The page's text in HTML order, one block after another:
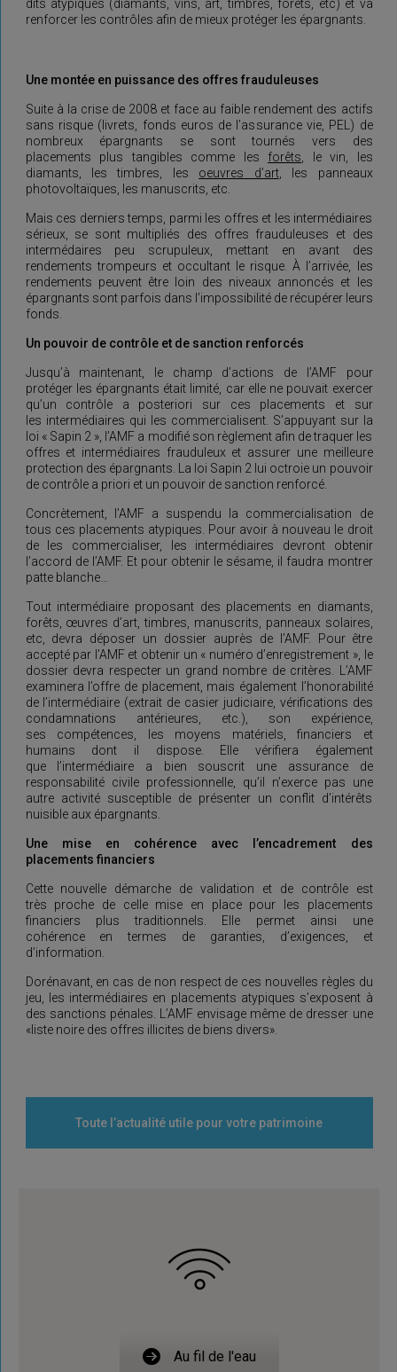
dits atypiques (diamants, vins, art, timbres, forêts, etc) et va
renforcer les contrôles afin de mieux protéger les épargnants.
Une montée en puissance des offres frauduleuses
Suite à la crise de 2008 et face au faible rendement des actifs
sans risque (livrets, fonds euros de l’assurance vie, PEL) de
nombreux épargnants se sont tournés vers des
placements plus tangibles comme les forêts , le vin, les
diamants, les timbres, les oeuvres d’art, les panneaux
photovoltaïques, les manuscrits, etc.
Mais ces derniers temps, parmi les offres et les intermédiaires
sérieux, se sont multipliés des offres frauduleuses et des
intermédaires peu scrupuleux, mettant en avant des
rendements trompeurs et occultant le risque. À l’arrivée, les
rendements peuvent être loin des niveaux annoncés et les
épargnants sont parfois dans l’impossibilité de récupérer leurs
fonds.
Un pouvoir de contrôle et de sanction renforcés
Jusqu’à maintenant, le champ d’actions de l’AMF pour
protéger les épargnants était limité, car elle ne pouvait exercer
qu’un contrôle a posteriori sur ces placements et sur
les intermédiaires qui les commercialisent. S’appuyant sur la
loi « Sapin 2 », l’AMF a modifié son règlement afin de traquer les
offres et intermédiaires frauduleux et assurer une meilleure
protection des épargnants. La loi Sapin 2 lui octroie un pouvoir
de contrôle a priori et un pouvoir de sanction renforcé.
Concrètement, l’AMF a suspendu la commercialisation de
tous ces placements atypiques. Pour avoir à nouveau le droit
de les commercialiser, les intermédiaires devront obtenir
l’accord de l’AMF. Et pour obtenir le sésame, il faudra montrer
patte blanche…
Tout intermédiaire proposant des placements en diamants,
forêts, œuvres d’art, timbres, manuscrits, panneaux solaires,
etc, devra déposer un dossier auprès de l’AMF. Pour être
accepté par l’AMF et obtenir un « numéro d’enregistrement », le
dossier devra respecter un grand nombre de critères. L’AMF
examinera l’offre de placement, mais également l’honorabilité
de l’intermédiaire (extrait de casier judiciaire, vérifications des
condamnations antérieures, etc.), son expérience,
ses compétences, les moyens matériels, financiers et
humains dont il dispose. Elle vérifiera également
que l’intermédiaire a bien souscrit une assurance de
responsabilité civile professionnelle, qu’il n’exerce pas une
autre activité susceptible de présenter un conflit d’intérêts
nuisible aux épargnants.
Une mise en cohérence avec l’encadrement des
placements financiers
Cette nouvelle démarche de validation et de contrôle est
très proche de celle mise en place pour les placements
financiers plus traditionnels. Elle permet ainsi une
cohérence en termes de garanties, d’exigences, et
d’information.
Dorénavant, en cas de non respect de ces nouvelles règles du
jeu, les intermédiaires en placements atypiques s’exposent à
des sanctions pénales. L’AMF envisage même de dresser une
«liste noire des offres illicites de biens divers».
Toute l’actualité utile pour votre patrimoine
Au fil de l'eau